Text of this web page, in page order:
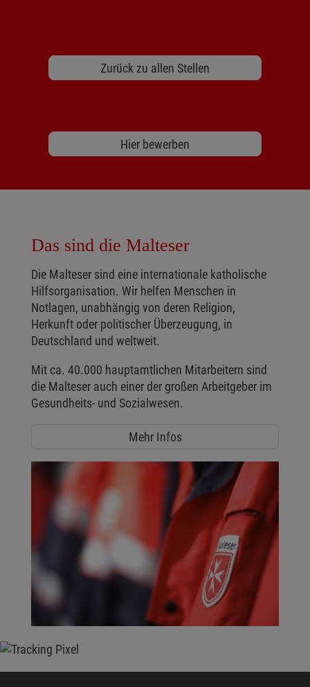
Zurück zu allen Stellen
Hier bewerben
Das sind die Malteser
Die Malteser sind eine internationale katholische
Hilfsorganisation. Wir helfen Menschen in
Notlagen, unabhängig von deren Religion,
Herkunft oder politischer Überzeugung, in
Deutschland und weltweit.
Mit ca. 40.000 hauptamtlichen Mitarbeitern sind
die Malteser auch einer der großen Arbeitgeber im
Gesundheits- und Sozialwesen.
Mehr Infos